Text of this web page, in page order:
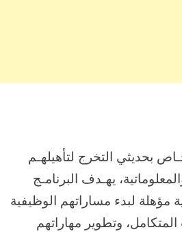
بحديثي التخرج لتأهيلهـم
يهـدف البرنامـج
مؤهلة لبدء مساراتهم الوظيفية
وتطوير مهاراتهم